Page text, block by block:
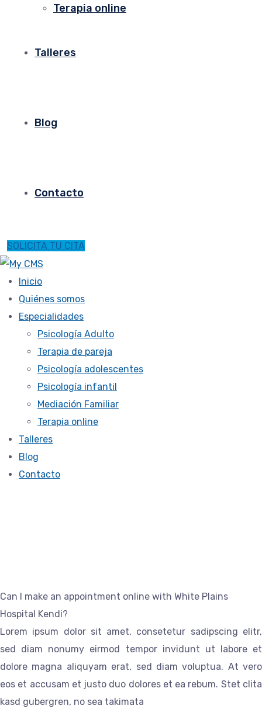
Terapia online
Talleres
Blog
Contacto
SOLICITA TU CITA
Inicio
Quiénes somos
Especialidades
Psicología Adulto
Terapia de pareja
Psicología adolescentes
Psicología infantil
Mediación Familiar
Terapia online
Talleres
Blog
Contacto
Can I make an appointment online with White Plains
Hospital Kendi?
Lorem ipsum dolor sit amet, consetetur sadipscing elitr,
sed diam nonumy eirmod tempor invidunt ut labore et
dolore magna aliquyam erat, sed diam voluptua. At vero
eos et accusam et justo duo dolores et ea rebum. Stet clita
kasd gubergren, no sea takimata